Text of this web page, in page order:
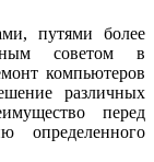
путями более
советом в
компьютеров
различных
перед
определенного